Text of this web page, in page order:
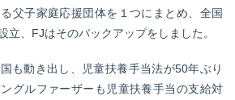
父子家庭応援団体を１つにまとめ、全国
立、FJはそのバックアップをしました。
も動き出し、児童扶養手当法が50年ぶり
グルファーザーも児童扶養手当の支給対